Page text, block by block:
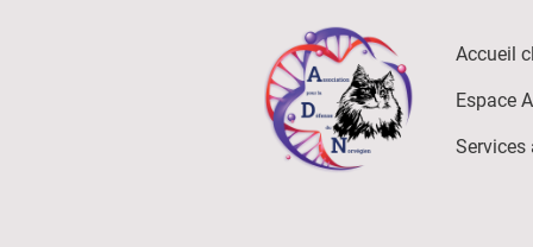
Accueil
Espace
Services